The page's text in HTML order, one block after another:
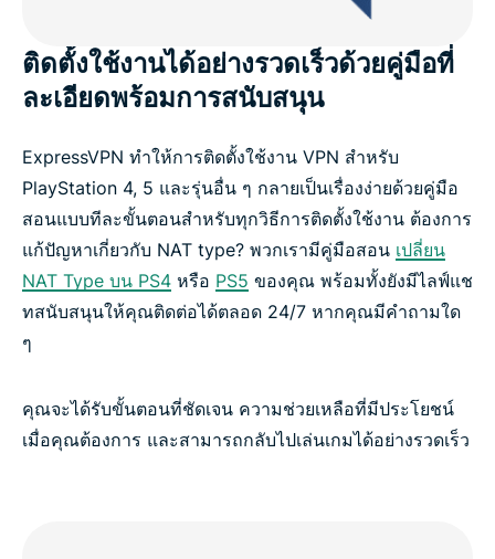
ติดตั้งใช้งานได้อย่างรวดเร็วด้วยคู่มือที่
ละเอียดพร้อมการสนับสนุน
ExpressVPN ทำให้การติดตั้งใช้งาน VPN สำหรับ
PlayStation 4, 5 และรุ่นอื่น ๆ กลายเป็นเรื่องง่ายด้วยคู่มือ
สอนแบบทีละขั้นตอนสำหรับทุกวิธีการติดตั้งใช้งาน ต้องการ
แก้ปัญหาเกี่ยวกับ NAT type? พวกเรามีคู่มือสอน เปลี่ยน
NAT Type บน PS4 หรือ PS5 ของคุณ พร้อมทั้งยังมีไลฟ์แช
ทสนับสนุนให้คุณติดต่อได้ตลอด 24/7 หากคุณมีคำถามใด
ๆ
คุณจะได้รับขั้นตอนที่ชัดเจน ความช่วยเหลือที่มีประโยชน์
เมื่อคุณต้องการ และสามารถกลับไปเล่นเกมได้อย่างรวดเร็ว